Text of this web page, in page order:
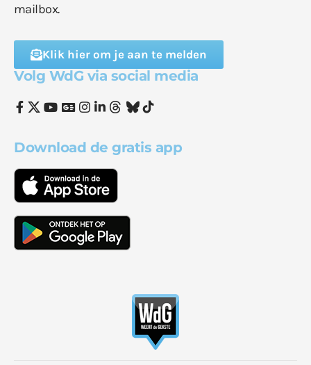
mailbox.
Klik hier om je aan te melden
Volg WdG via social media
Download de gratis app